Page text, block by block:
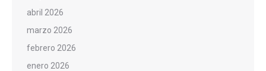
abril 2026
marzo 2026
febrero 2026
enero 2026